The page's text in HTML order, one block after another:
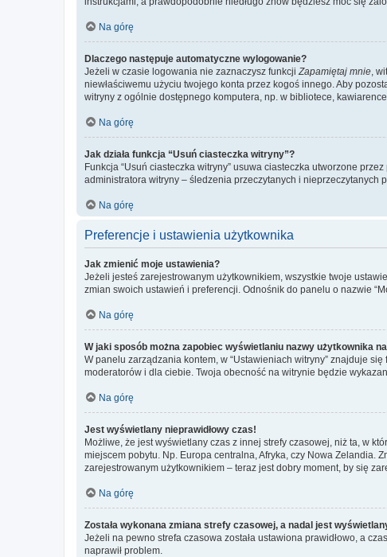
Na górę
Dlaczego następuje automatyczne wylogowanie?
Jeżeli w czasie logowania nie zaznaczysz funkcji Zapamiętaj mnie ,
niewłaściwemu użyciu twojego konta przez kogoś innego. Aby
witryny z ogólnie dostępnego komputera, np. w bibliotece,
Na górę
Jak działa funkcja “Usuń ciasteczka witryny”?
Funkcja “Usuń ciasteczka witryny” usuwa ciasteczka utworzone
administratora witryny – śledzenia przeczytanych i nieprzeczytanych
Na górę
Preferencje i ustawienia użytkownika
Jak zmienić moje ustawienia?
Jeżeli jesteś zarejestrowanym użytkownikiem, wszystkie twoje
zmian swoich ustawień i preferencji. Odnośnik do panelu o nazwie
Na górę
W jaki sposób można zapobiec wyświetlaniu nazwy użytkownika
W panelu zarządzania kontem, w “Ustawieniach witryny” znajduje się
moderatorów i dla ciebie. Twoja obecność na witrynie będzie
Na górę
Jest wyświetlany nieprawidłowy czas!
Możliwe, że jest wyświetlany czas z innej strefy czasowej, niż ta, w
miejscem pobytu. Np. Europa centralna, Afryka, czy Nowa Zelandia.
zarejestrowanym użytkownikiem – teraz jest dobry moment, by się
Na górę
Została wykonana zmiana strefy czasowej, a nadal jest
Jeżeli na pewno strefa czasowa została ustawiona prawidłowo, a
naprawił problem.